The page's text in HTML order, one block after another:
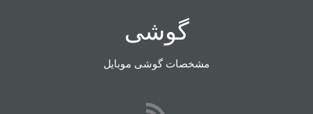
گوشی
مشخصات گوشی موبایل